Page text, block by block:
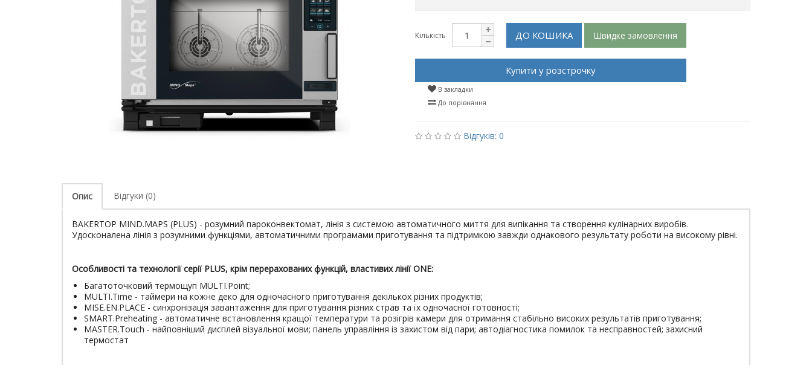
Кількість ДО КОШИКА Швидке замовлення
Купити у розстрочку
В закладки
До порівняння
Відгуків: 0
Опис Відгуки (0)
BAKERTOP MIND.MAPS (PLUS) - розумний пароконвектомат, лінія з системою автоматичного миття для випікання та створення кулінарних виробів.
Удосконалена лінія з розумними функціями, автоматичними програмами приготування та підтримкою завжди однакового результату роботи на високому рівні.
Особливості та технології серії PLUS, крім перерахованих функцій, властивих лінії ONE:
Багатоточковий термощуп MULTI.Point;
MULTI.Time - таймери на кожне деко для одночасного приготування декількох різних продуктів;
MISE.EN.PLACE - синхронізація завантаження для приготування різних страв та їх одночасної готовності;
SMART.Preheating - автоматичне встановлення кращої температури та розігрів камери для отримання стабільно високих результатів приготування;
MASTER.Touch - найповніший дисплей візуальної мови; панель управління із захистом від пари; автодіагностика помилок та несправностей; захисний
термостат